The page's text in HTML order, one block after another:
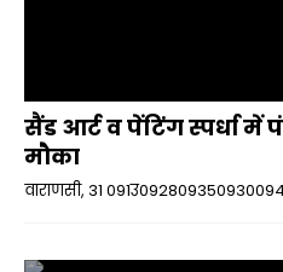
सैंड आर्ट व पेंटिंग स्पर्धा
मौका
वाराणसी, 31